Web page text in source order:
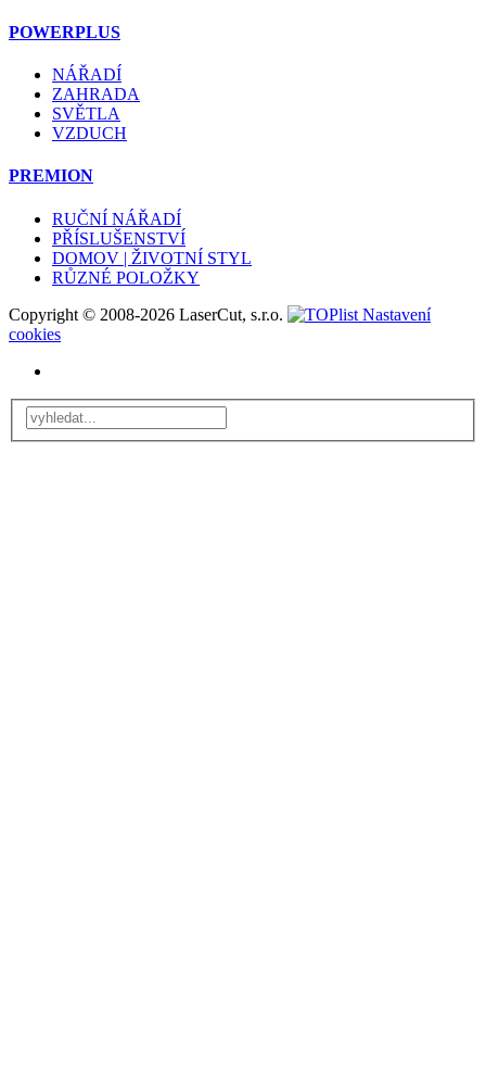
POWERPLUS
NÁŘADÍ
ZAHRADA
SVĚTLA
VZDUCH
PREMION
RUČNÍ NÁŘADÍ
PŘÍSLUŠENSTVÍ
DOMOV | ŽIVOTNÍ STYL
RŮZNÉ POLOŽKY
Copyright © 2008-2026 LaserCut, s.r.o.
Nastavení
cookies